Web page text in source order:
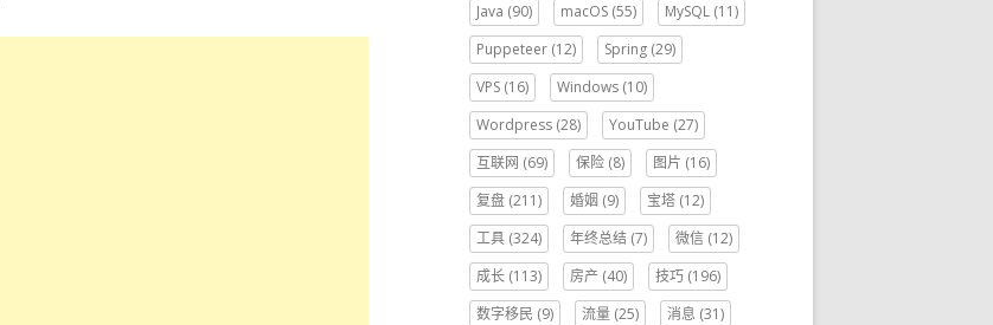
Java (90) macOS (55) MySQL (11)
Puppeteer (12) Spring (29)
VPS (16) Windows (10)
Wordpress (28) YouTube (27)
互联网 (69) 保险 (8) 图片 (16)
复盘 (211) 婚姻 (9) 宝塔 (12)
工具 (324) 年终总结 (7) 微信 (12)
成长 (113) 房产 (40) 技巧 (196)
数字移民 (9) 流量 (25) 消息 (31)